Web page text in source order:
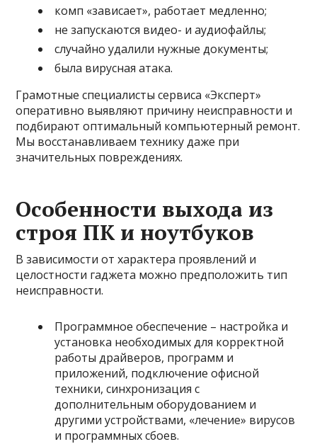
комп «зависает», работает медленно;
не запускаются видео- и аудиофайлы;
случайно удалили нужные документы;
была вирусная атака.
Грамотные специалисты сервиса «Эксперт»
оперативно выявляют причину неисправности и
подбирают оптимальный компьютерный ремонт.
Мы восстанавливаем технику даже при
значительных повреждениях.
Особенности выхода из
строя ПК и ноутбуков
В зависимости от характера проявлений и
целостности гаджета можно предположить тип
неисправности.
Программное обеспечение – настройка и
установка необходимых для корректной
работы драйверов, программ и
приложений, подключение офисной
техники, синхронизация с
дополнительным оборудованием и
другими устройствами, «лечение» вирусов
и программных сбоев.